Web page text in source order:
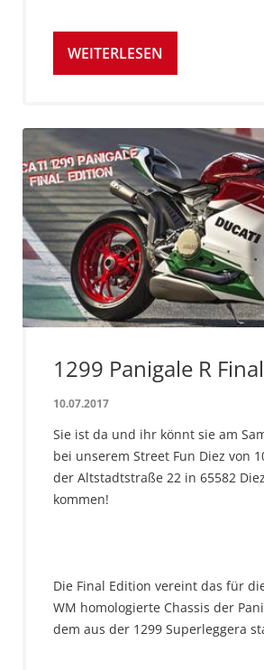
WEITERLESEN
1299 Panigale R
10.07.2017
Sie ist da und ihr könnt sie am
bei unserem Street Fun Diez von
der Altstadtstraße 22 in 65582
kommen!
Die Final Edition vereint das für
WM homologierte Chassis der
dem aus der 1299 Superleggera